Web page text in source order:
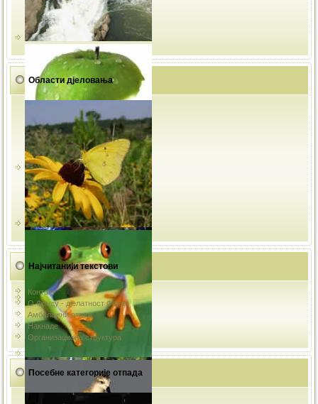
Области дјеловања
Најчитанији текстови
Контакт
О Фонду - дјелатност Фонда
Амбалажни отпад
Накнаде
Организациона структура
Посебне категорије отпада